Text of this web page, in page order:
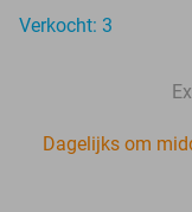
Verkocht: 3
Dagelijks om